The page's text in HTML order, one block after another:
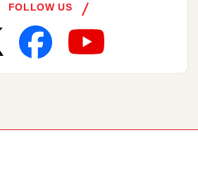
FOLLOW US